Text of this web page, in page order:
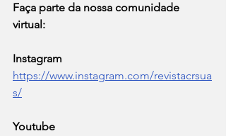
Faça parte da nossa comunidade
virtual:
Instagram
https://www.instagram.com/revistacrsua
s/
Youtube